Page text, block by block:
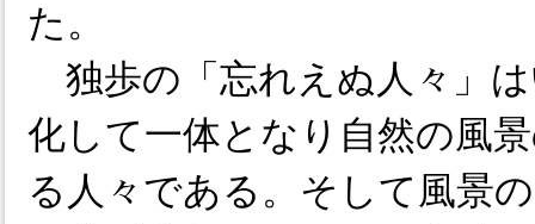
た。
独歩の「忘れえぬ人々」
化して一体となり自然の風
る人々である。そして風景